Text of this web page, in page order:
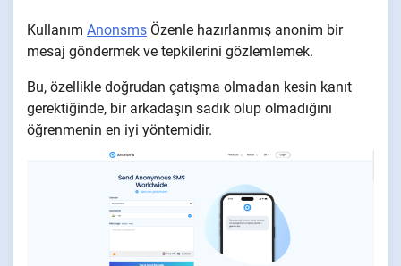
Kullanım Anonsms Özenle hazırlanmış anonim bir
mesaj göndermek ve tepkilerini gözlemlemek.
Bu, özellikle doğrudan çatışma olmadan kesin kanıt
gerektiğinde, bir arkadaşın sadık olup olmadığını
öğrenmenin en iyi yöntemidir.